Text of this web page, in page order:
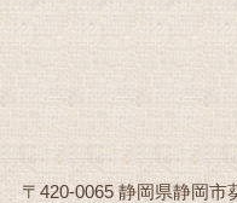
〒420-0065 静岡県静岡市